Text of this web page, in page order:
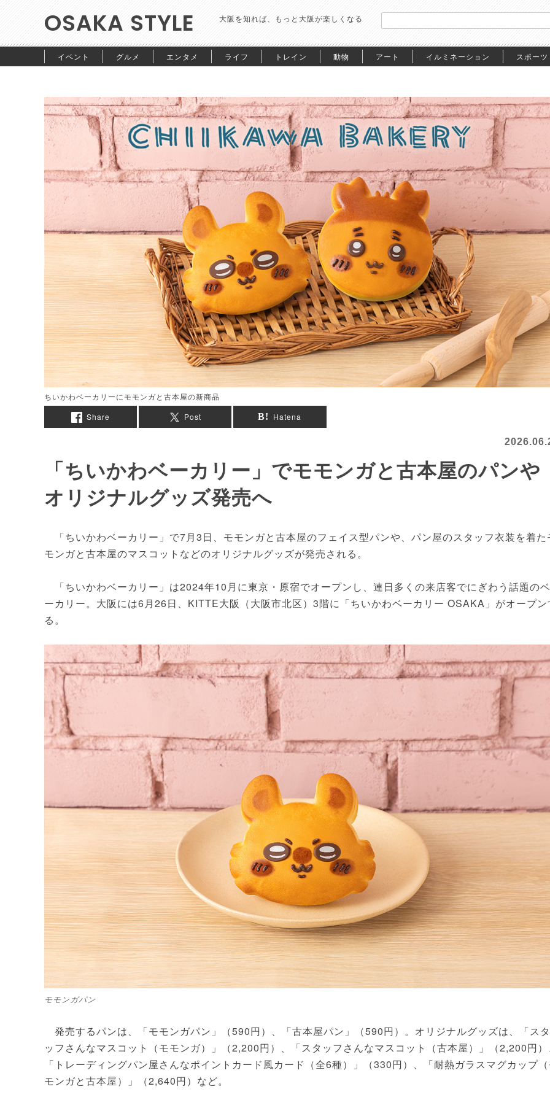
OSAKA STYLE 大阪を知れば、もっと大阪が楽しくなる
イベント グルメ エンタメ ライフ トレイン 動物 アート イルミネーション スポーツ
ちいかわベーカリーにモモンガと古本屋の新商品
Share
Post Hatena
「ちいかわベーカリー」でモモンガと古本屋のパンや
オリジナルグッズ発売へ
「ちいかわベーカリー」で7月3日、モモンガと古本屋のフェイス型パンや、パン屋のスタッフ衣装を着た
モンガと古本屋のマスコットなどのオリジナルグッズが発売される。
「ちいかわベーカリー」は2024年10月に東京・原宿でオープンし、連日多くの来店客でにぎわう話題のベ
ーカリー。大阪には6月26日、KITTE大阪（大阪市北区）3階に「ちいかわベーカリー OSAKA」がオープン
る。
モモンガパン
発売するパンは、「モモンガパン」（590円）、「古本屋パン」（590円）。オリジナルグッズは、「スタ
ッフさんなマスコット（モモンガ）」（2,200円）、「スタッフさんなマスコット（古本屋）」（2,200円
「トレーディングパン屋さんなポイントカード風カード（全6種）」（330円）、「耐熱ガラスマグカップ
モンガと古本屋）」（2,640円）など。